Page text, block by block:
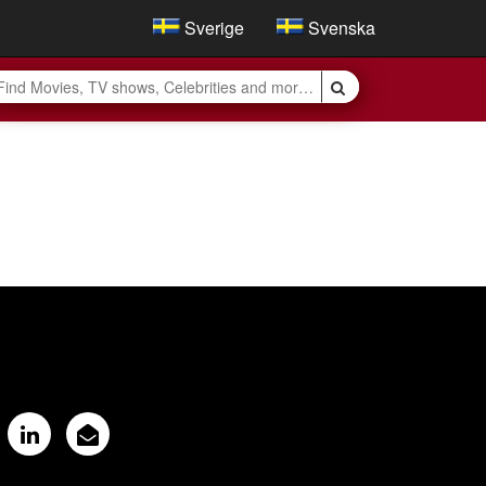
Sverige Svenska